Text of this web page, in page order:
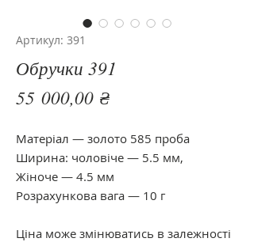
Артикул: 391
Обручки 391
55 000,00 ₴Цена
Матеріал — золото 585 проба
Ширина: чоловіче — 5.5 мм,
Жіноче — 4.5 мм
Розрахункова вага — 10 г
Ціна може змінюватись в залежності